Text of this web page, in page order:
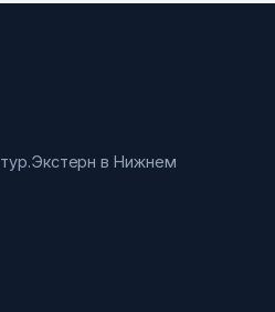
в Нижнем